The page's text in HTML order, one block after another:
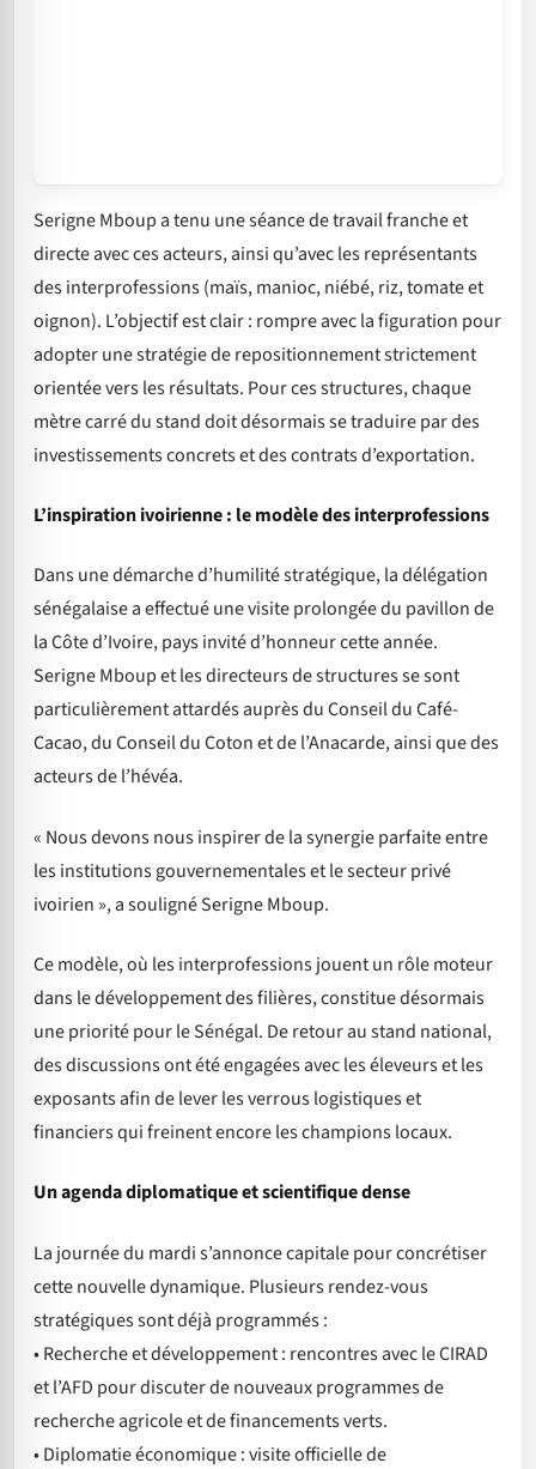
Serigne Mboup a tenu une séance de travail franche et
directe avec ces acteurs, ainsi qu’avec les représentants
des interprofessions (maïs, manioc, niébé, riz, tomate et
oignon). L’objectif est clair : rompre avec la figuration pour
adopter une stratégie de repositionnement strictement
orientée vers les résultats. Pour ces structures, chaque
mètre carré du stand doit désormais se traduire par des
investissements concrets et des contrats d’exportation.
L’inspiration ivoirienne : le modèle des interprofessions
Dans une démarche d’humilité stratégique, la délégation
sénégalaise a effectué une visite prolongée du pavillon de
la Côte d’Ivoire, pays invité d’honneur cette année.
Serigne Mboup et les directeurs de structures se sont
particulièrement attardés auprès du Conseil du Café-
Cacao, du Conseil du Coton et de l’Anacarde, ainsi que des
acteurs de l’hévéa.
« Nous devons nous inspirer de la synergie parfaite entre
les institutions gouvernementales et le secteur privé
ivoirien », a souligné Serigne Mboup.
Ce modèle, où les interprofessions jouent un rôle moteur
dans le développement des filières, constitue désormais
une priorité pour le Sénégal. De retour au stand national,
des discussions ont été engagées avec les éleveurs et les
exposants afin de lever les verrous logistiques et
financiers qui freinent encore les champions locaux.
Un agenda diplomatique et scientifique dense
La journée du mardi s’annonce capitale pour concrétiser
cette nouvelle dynamique. Plusieurs rendez-vous
stratégiques sont déjà programmés :
• Recherche et développement : rencontres avec le CIRAD
et l’AFD pour discuter de nouveaux programmes de
recherche agricole et de financements verts.
• Diplomatie économique : visite officielle de